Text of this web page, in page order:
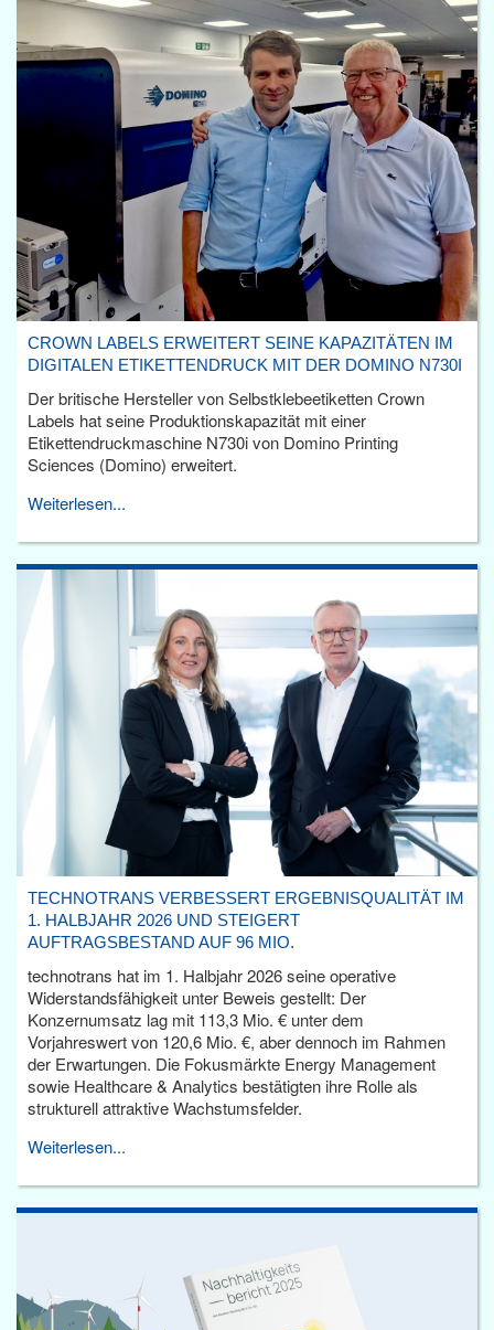
CROWN LABELS ERWEITERT SEINE KAPAZITÄTEN IM
DIGITALEN ETIKETTENDRUCK MIT DER DOMINO N730I
Der britische Hersteller von Selbstklebeetiketten Crown
Labels hat seine Produktionskapazität mit einer
Etikettendruckmaschine N730i von Domino Printing
Sciences (Domino) erweitert.
Weiterlesen...
TECHNOTRANS VERBESSERT ERGEBNISQUALITÄT IM
1. HALBJAHR 2026 UND STEIGERT
AUFTRAGSBESTAND AUF 96 MIO.
technotrans hat im 1. Halbjahr 2026 seine operative
Widerstandsfähigkeit unter Beweis gestellt: Der
Konzernumsatz lag mit 113,3 Mio. € unter dem
Vorjahreswert von 120,6 Mio. €, aber dennoch im Rahmen
der Erwartungen. Die Fokusmärkte Energy Management
sowie Healthcare & Analytics bestätigten ihre Rolle als
strukturell attraktive Wachstumsfelder.
Weiterlesen...